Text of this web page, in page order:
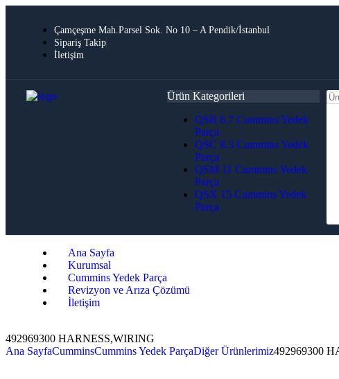
Çamçeşme Mah.Parsel Sok. No 10 – A Pendik/İstanbul
Sipariş Takip
İletişim
Ürün Kategorileri
QSB 6.7 Cummins Yedek
Parça
QSC 8.3 Cummins Yedek
Parça
QSM 11 Cummins Yedek
Parça
QSX 15 Cummins Yedek
Parça
Ana Sayfa
Kurumsal
Cummins Yedek Parça
Revizyon ve Arıza Çözümü
İletişim
492969300 HARNESS,WIRING
Ana SayfaCumminsCummins Yedek ParçaDiğer Ürünlerimiz492969300